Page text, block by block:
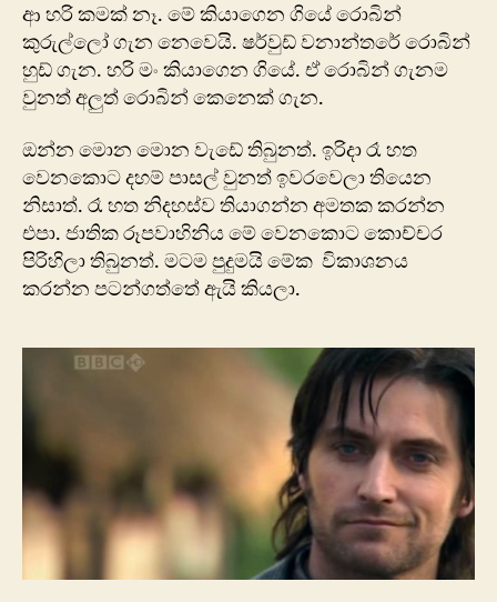
ආ හරි කමක් නෑ. මේ කියාගෙන ගියේ රොබින්
කුරුල්ලෝ ගැන නෙවෙයි. ෂර්වුඩ් වනාන්තරේ රොබින්
හුඩ් ගැන. හරි මං කියාගෙන ගියේ. ඒ රොබින් ගැනම
වුනත් අලුත් රොබින් කෙනෙක් ගැන.
ඔන්න මොන ‍මොන වැඩේ තිබුනත්. ඉරිදා රෑ හත
වෙනකොට දහම් පාසල් වුනත් ඉවරවෙලා තියෙන
නිසාත්. රෑ හත නිදහස්ව තියාගන්න අමතක කරන්න
එපා. ජාතික රූපවාහිනිය මේ වෙනකොට කොච්චර
පිරිහිලා තිබුනත්. මටම පුදුමයි මේක විකාශනය
කරන්න පටන්ගත්තේ ඇයි කියලා.